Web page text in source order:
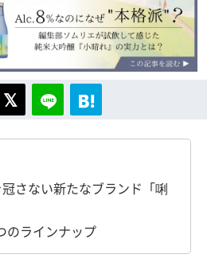
冠さない新たなブランド「唎
のラインナップ